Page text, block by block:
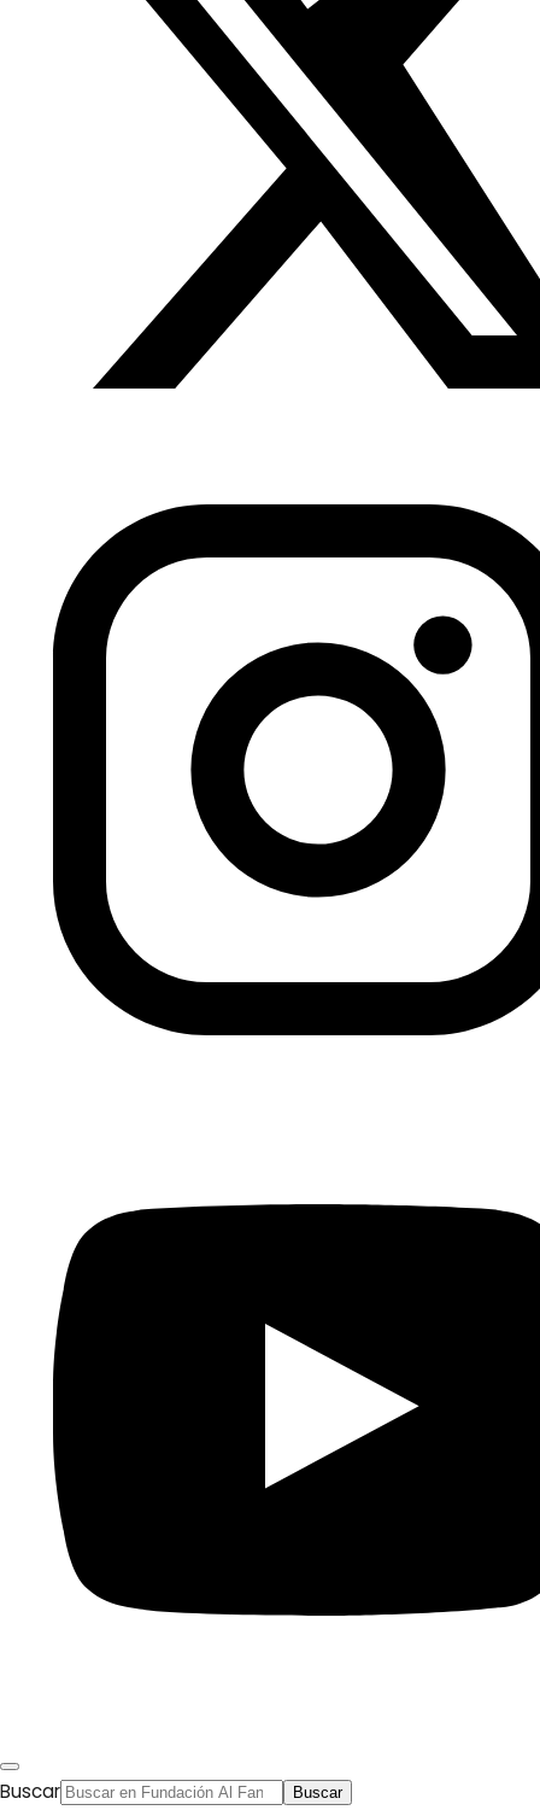
Buscar Buscar
El comunicado también anuncia la creación de un centro
internacional “para hacer frente al pensamiento
extremista” que también tendrá sede en Riad y cuyo
objetivo estratégico será “combatir el extremismo
ideológico, mediático y digital, y reforzar la convivencia y
la tolerancia entre los pueblos”.
Según el texto, la cumbre de Riad a la que asistieron
líderes y representantes de más de 55 Estados árabes e
islámicos, además del presidente de EE.UU., representa
asentar planes claros para traza el futuro de los jóvenes
construyendo sus competencias, reforzando su
ciudadanía, ofreciéndoles oportunidades, reduciendo los
obstáculos que les impiden participar en el desarrollo,
garantizando la seguridad y la paz en sus países,
promocionándoles, fortaleciendo en ellos valores y
protegiéndoles del extremismo y del terrorismo”.
El comunicado dedica un párrafo a expresar un “rechazo
total a que el régimen iraní agite la seguridad y la
estabilidad de la zona y del mundo, y apoye el terrorismo
y el extremismo”. Los líderes firmantes condenaron “las
posturas hostiles del régimen iraní y su insistencia en
seguir entrometiéndose en los asuntos internos de varios